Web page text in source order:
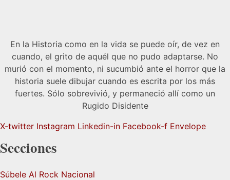
En la Historia como en la vida se puede oír, de vez en
cuando, el grito de aquél que no pudo adaptarse. No
murió con el momento, ni sucumbió ante el horror que la
historia suele dibujar cuando es escrita por los más
fuertes. Sólo sobrevivió, y permaneció allí como un
Rugido Disidente
X-twitter Instagram Linkedin-in Facebook-f Envelope
Secciones
Súbele Al Rock Nacional